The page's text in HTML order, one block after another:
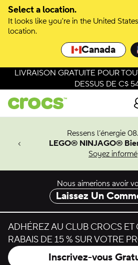
Select a location.
It looks like you're in the United
location.
Canada
Passer à la sélection de couleurs
Passer aux détails du produit
LIVRAISON GRATUITE POUR
DESSUS DE C$
Ressens l’énergie
LEGO® NINJAGO®
Soyez informé
Man.
Nous aimerions avoir
Laissez Un
ADHÉREZ AU CLUB CROCS ET
RABAIS DE 15 % SUR VOTRE
Inscrivez-vous